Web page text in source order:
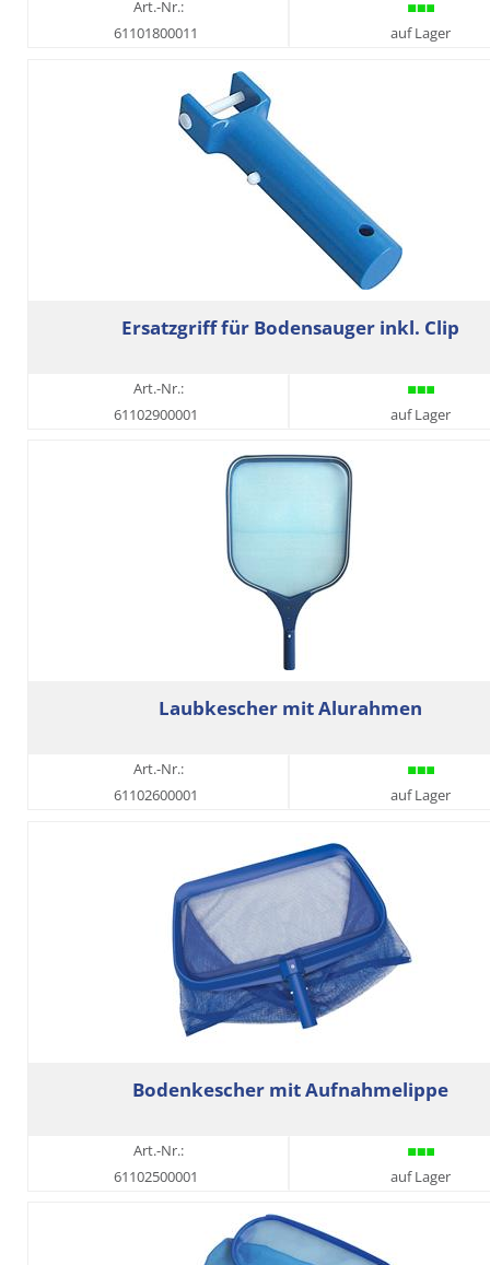
Art.-Nr.:
61101800011
auf Lager
Ersatzgriff für Bodensauger inkl. Clip
Art.-Nr.:
61102900001
auf Lager
Laubkescher mit Alurahmen
Art.-Nr.:
61102600001
auf Lager
Bodenkescher mit Aufnahmelippe
Art.-Nr.:
61102500001
auf Lager